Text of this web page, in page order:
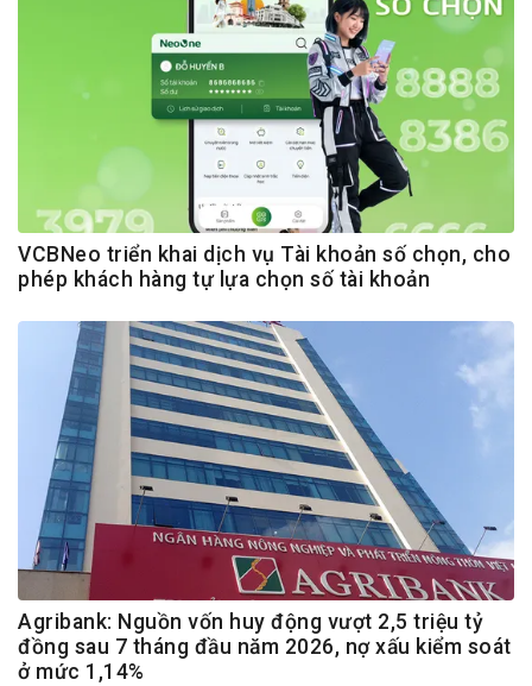
VCBNeo triển khai dịch vụ Tài khoản số chọn, cho
phép khách hàng tự lựa chọn số tài khoản
Agribank: Nguồn vốn huy động vượt 2,5 triệu tỷ
đồng sau 7 tháng đầu năm 2026, nợ xấu kiểm soát
ở mức 1,14%